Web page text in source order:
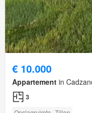
€ 10.000
Appartement in
3